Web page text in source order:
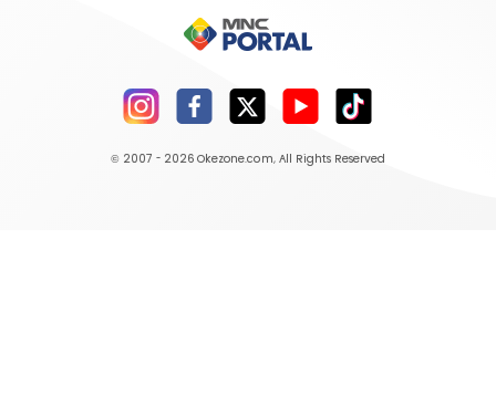
© 2007 - 2026 Okezone.com, All Rights Reserved